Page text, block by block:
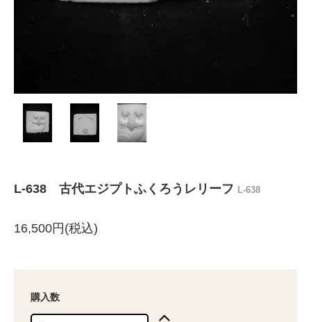
L-638 古代エジプトふくろうレリーフ L-638
16,500円(税込)
購入数